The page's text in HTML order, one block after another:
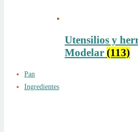
Utensilios y
Modelar (113)
Pan
Ingredientes